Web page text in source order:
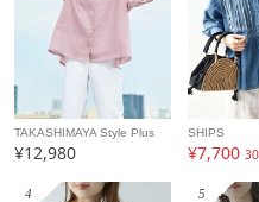
TAKASHIMAYA Style Plus
¥12,980
SHIPS
¥7,700
4 5